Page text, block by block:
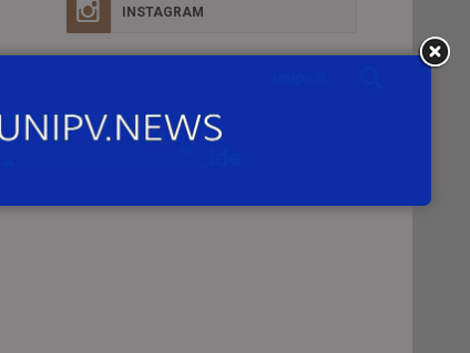
INSTAGRAM